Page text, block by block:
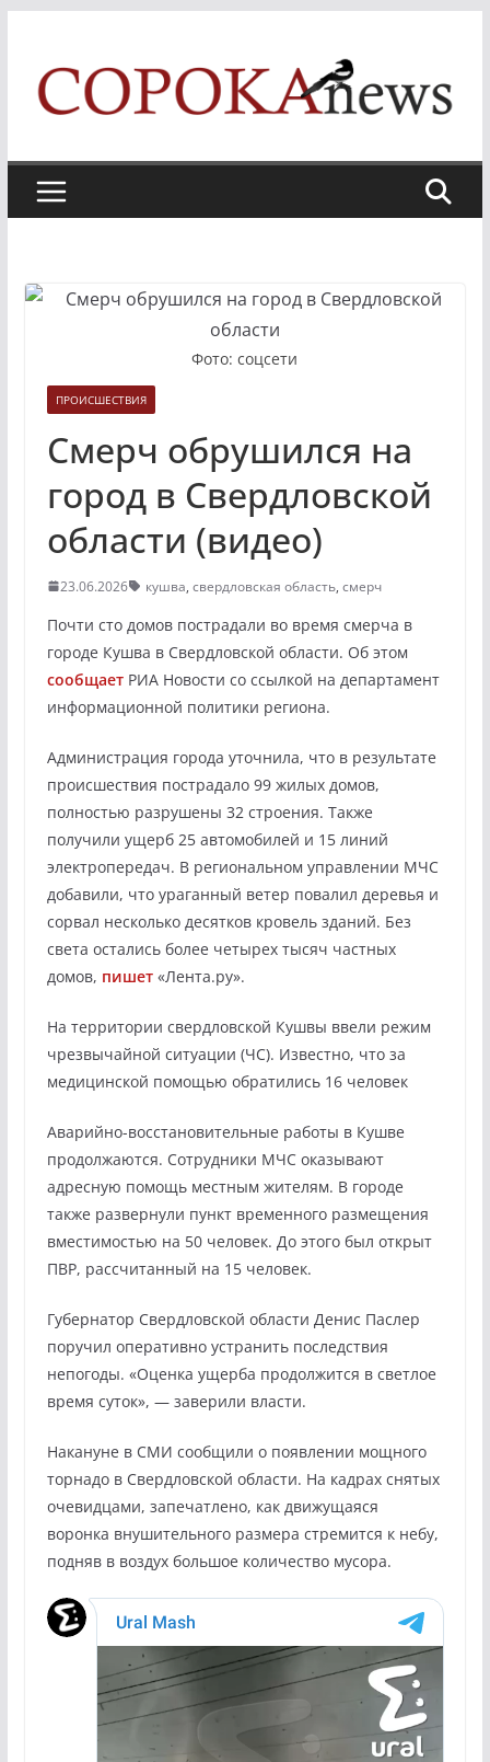
content
Фото: соцсети
ПРОИСШЕСТВИЯ
Смерч обрушился на
город в Свердловской
области (видео)
23.06.2026 кушва, свердловская область, смерч
Почти сто домов пострадали во время смерча в
городе Кушва в Свердловской области. Об этом
сообщаетРИА Новости со ссылкой на департамент
информационной политики региона.
Администрация города уточнила, что в результате
происшествия пострадало 99 жилых домов,
полностью разрушены 32 строения. Также
получили ущерб 25 автомобилей и 15 линий
электропередач. В региональном управлении МЧС
добавили, что ураганный ветер повалил деревья и
сорвал несколько десятков кровель зданий. Без
света остались более четырех тысяч частных
домов, пишет«Лента.ру».
На территории свердловской Кушвы ввели режим
чрезвычайной ситуации (ЧС). Известно, что за
медицинской помощью обратились 16 человек
Аварийно-восстановительные работы в Кушве
продолжаются. Сотрудники МЧС оказывают
адресную помощь местным жителям. В городе
также развернули пункт временного размещения
вместимостью на 50 человек. До этого был открыт
ПВР, рассчитанный на 15 человек.
Губернатор Свердловской области Денис Паслер
поручил оперативно устранить последствия
непогоды. «Оценка ущерба продолжится в светлое
время суток», — заверили власти.
Накануне в СМИ сообщили о появлении мощного
торнадо в Свердловской области. На кадрах снятых
очевидцами, запечатлено, как движущаяся
воронка внушительного размера стремится к небу,
подняв в воздух большое количество мусора.